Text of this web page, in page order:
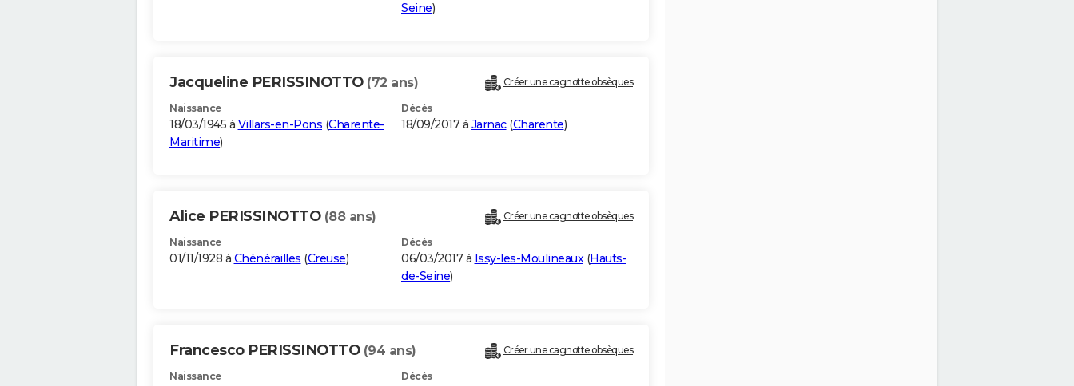
Seine)
Jacqueline PERISSINOTTO (72 ans) Créer une cagnotte obsèques
Naissance
18/03/1945 à Villars-en-Pons (Charente-
Maritime)
Décès
18/09/2017 à Jarnac(Charente)
Alice PERISSINOTTO (88 ans) Créer une cagnotte obsèques
Naissance
01/11/1928 à Chénérailles (Creuse)
Décès
06/03/2017 à Issy-les-Moulineaux(Hauts-
de-Seine)
Francesco PERISSINOTTO (94 ans) Créer une cagnotte obsèques
Naissance Décès